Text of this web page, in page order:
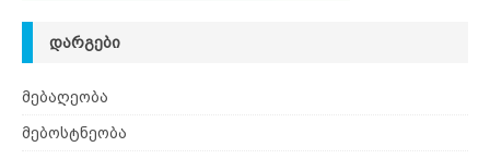
ᲓᲐᲠᲒᲔᲑᲘ
მებაღეობა
მებოსტნეობა